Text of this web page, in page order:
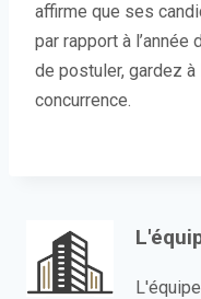
affirme que ses
par rapport à
de postuler, gardez à
concurrence.